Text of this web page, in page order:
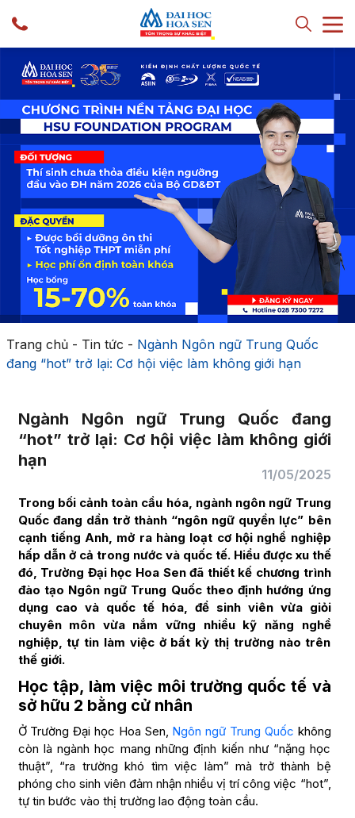
Trang chủ- Tin tức - Ngành Ngôn ngữ Trung Quốc
đang “hot” trở lại: Cơ hội việc làm không giới hạn
Ngành Ngôn ngữ Trung Quốc đang
“hot” trở lại: Cơ hội việc làm không giới
hạn
11/05/2025
Trong bối cảnh toàn cầu hóa, ngành ngôn ngữ Trung
Quốc đang dần trở thành “ngôn ngữ quyền lực” bên
cạnh tiếng Anh, mở ra hàng loạt cơ hội nghề nghiệp
hấp dẫn ở cả trong nước và quốc tế. Hiểu được xu thế
đó, Trường Đại học Hoa Sen đã thiết kế chương trình
đào tạo Ngôn ngữ Trung Quốc theo định hướng ứng
dụng cao và quốc tế hóa, để sinh viên vừa giỏi
chuyên môn vừa nắm vững nhiều kỹ năng nghề
nghiệp, tự tin làm việc ở bất kỳ thị trường nào trên
thế giới.
Học tập, làm việc môi trường quốc tế và
sở hữu 2 bằng cử nhân
Ở Trường Đại học Hoa Sen, Ngôn ngữ Trung Quốc không
còn là ngành học mang những định kiến như “nặng học
thuật”, “ra trường khó tìm việc làm” mà trở thành bệ
phóng cho sinh viên đảm nhận nhiều vị trí công việc “hot”,
tự tin bước vào thị trường lao động toàn cầu.